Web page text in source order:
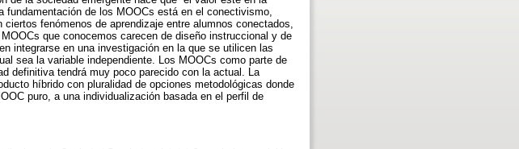
fundamentación de los MOOCs está en el conectivismo,
fenómenos de aprendizaje entre alumnos conectados,
que conocemos carecen de diseño instruccional y de
integrarse en una investigación en la que se utilicen las
sea la variable independiente. Los MOOCs como parte de
definitiva tendrá muy poco parecido con la actual. La
híbrido con pluralidad de opciones metodológicas donde
puro, a una individualización basada en el perfil de